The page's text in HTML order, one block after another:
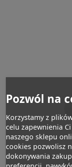
Pozwól na
Korzystamy z
celu zapewnienia
naszego sklepu
cookies pozwolisz
dokonywania